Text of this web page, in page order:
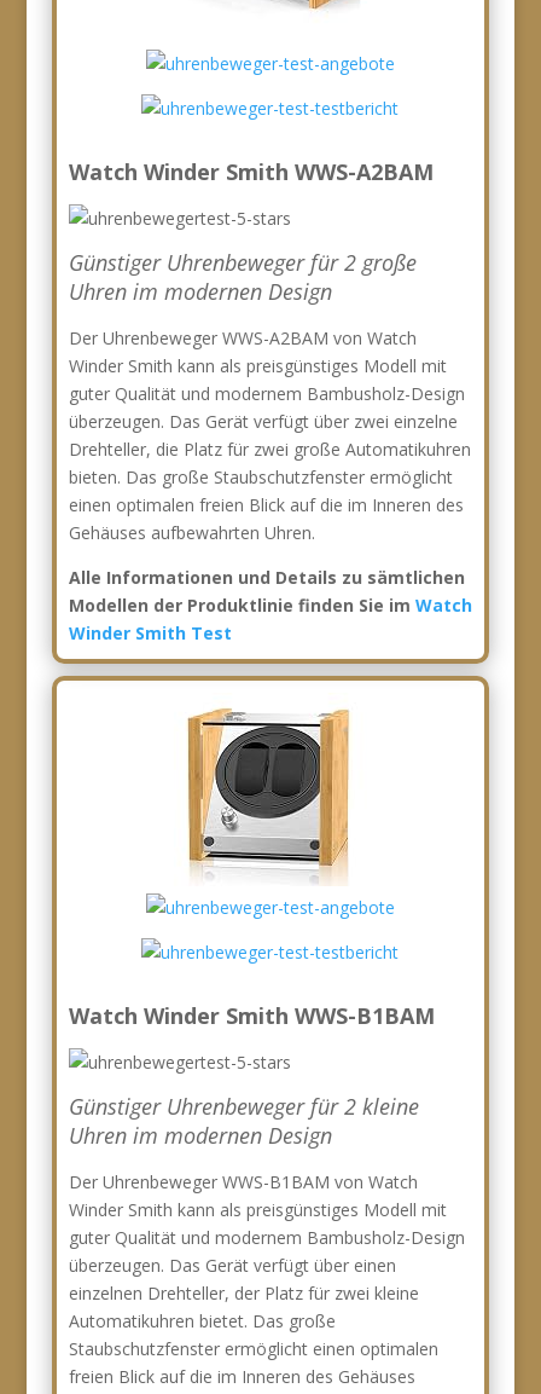
Watch Winder Smith WWS-A2BAM
Günstiger Uhrenbeweger für 2 große
Uhren im modernen Design
Der Uhrenbeweger WWS-A2BAM von Watch
Winder Smith kann als preisgünstiges Modell mit
guter Qualität und modernem Bambusholz-Design
überzeugen. Das Gerät verfügt über zwei einzelne
Drehteller, die Platz für zwei große Automatikuhren
bieten. Das große Staubschutzfenster ermöglicht
einen optimalen freien Blick auf die im Inneren des
Gehäuses aufbewahrten Uhren.
Alle Informationen und Details zu sämtlichen
Modellen der Produktlinie finden Sie im Watch
Winder Smith Test
Watch Winder Smith WWS-B1BAM
Günstiger Uhrenbeweger für 2 kleine
Uhren im modernen Design
Der Uhrenbeweger WWS-B1BAM von Watch
Winder Smith kann als preisgünstiges Modell mit
guter Qualität und modernem Bambusholz-Design
überzeugen. Das Gerät verfügt über einen
einzelnen Drehteller, der Platz für zwei kleine
Automatikuhren bietet. Das große
Staubschutzfenster ermöglicht einen optimalen
freien Blick auf die im Inneren des Gehäuses